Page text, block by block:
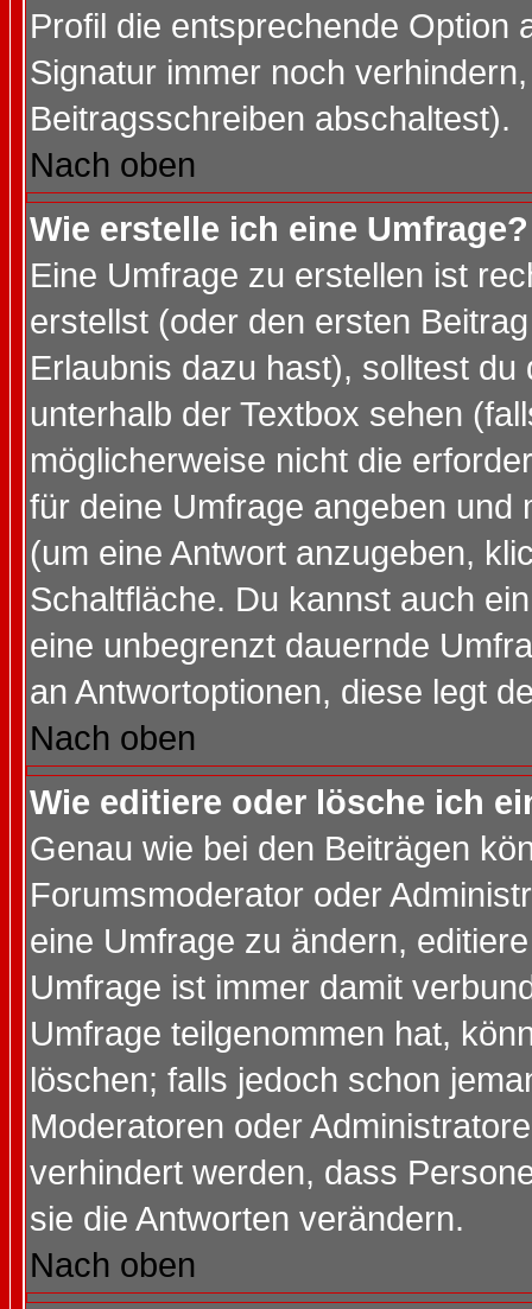
Profil die entsprechende Option
Signatur immer noch
Beitragsschreiben abschaltest).
Nach oben
Wie erstelle ich eine Umfrage?
Eine Umfrage zu erstellen ist
erstellst (oder den ersten
Erlaubnis dazu hast), solltest
unterhalb der Textbox sehen
möglicherweise nicht die
für deine Umfrage angeben und
(um eine Antwort anzugeben,
Schaltfläche. Du kannst auch
eine unbegrenzt dauernde
an Antwortoptionen, diese legt
Nach oben
Wie editiere oder lösche ich
Genau wie bei den Beiträgen
Forumsmoderator oder
eine Umfrage zu ändern,
Umfrage ist immer damit
Umfrage teilgenommen hat,
löschen; falls jedoch schon
Moderatoren oder
verhindert werden, dass
sie die Antworten verändern.
Nach oben